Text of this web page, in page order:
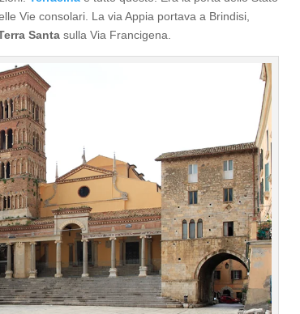
Vie consolari. La via Appia portava a Brindisi,
Santa sulla Via Francigena.